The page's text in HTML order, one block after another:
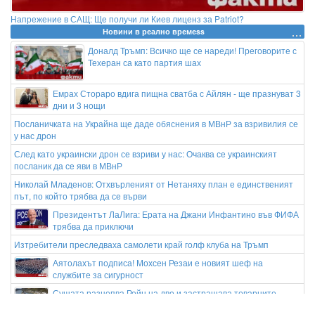
Напрежение в САЩ: Ще получи ли Киев лиценз за Patriot?
Новини в реално времеss
Доналд Тръмп: Всичко ще се нареди! Преговорите с
Техеран са като партия шах
Емрах Стораро вдига пищна сватба с Айлян - ще празнуват 3
дни и 3 нощи
Посланичката на Украйна ще даде обяснения в МВнР за взривилия се
у нас дрон
След като украински дрон се взриви у нас: Очаква се украинският
посланик да се яви в МВнР
Николай Младенов: Отхвърленият от Нетаняху план е единственият
път, по който трябва да се върви
Президентът ЛаЛига: Ерата на Джани Инфантино във ФИФА
трябва да приключи
Изтребители преследваха самолети край голф клуба на Тръмп
Аятолахът подписа! Мохсен Резаи е новият шеф на
службите за сигурност
Сушата разцепва Рейн на две и застрашава товарните